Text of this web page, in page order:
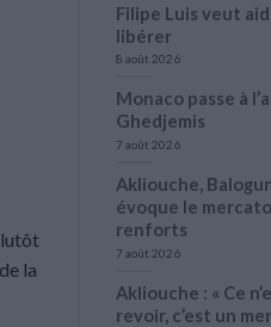
la
Filipe Luis veut
libérer
8 août 2026
Monaco passe à
Ghedjemis
7 août 2026
Akliouche,
évoque le
renforts
7 août 2026
Akliouche : « Ce
revoir, c’est un